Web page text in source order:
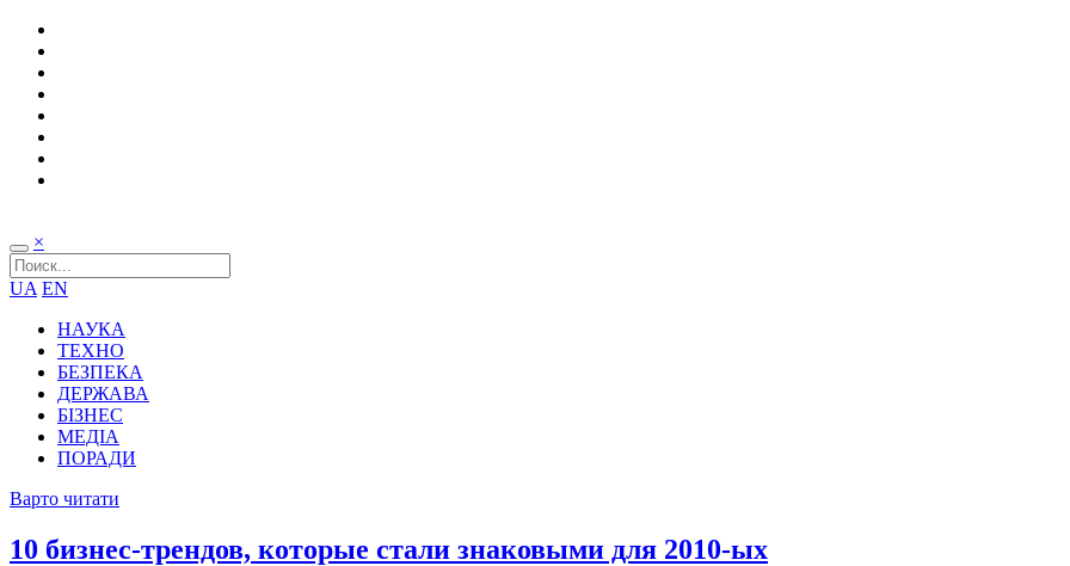
×
UA EN
НАУКА
ТЕХНО
БЕЗПЕКА
ДЕРЖАВА
БІЗНЕС
МЕДІА
ПОРАДИ
Варто читати
10 бизнес-трендов, которые стали знаковыми для 2010-ых